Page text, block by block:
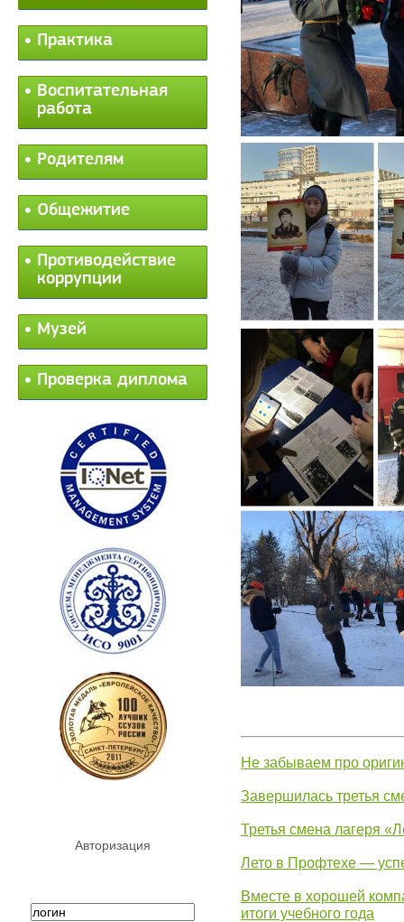
Практика
Воспитательная
работа
Родителям
Общежитие
Противодействие
коррупции
Музей
Проверка диплома
Авторизация
Не забываем про
Завершилась третья
Третья смена лагеря
Лето в Профтехе —
Вместе в хорошей
итоги учебного года